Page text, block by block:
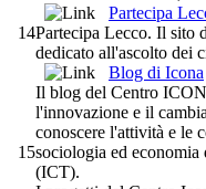
14
Partecipa
Partecipa Lecco. Il sito
dedicato all'ascolto dei
15
Blog di Icona
Il blog del Centro
l'innovazione e il
conoscere l'attività e le
sociologia ed
(ICT).